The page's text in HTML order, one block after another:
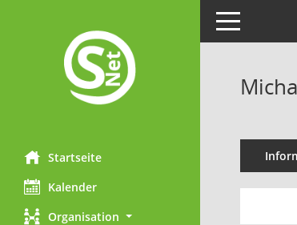
Startseite
Kalender
Organisation
Toggle